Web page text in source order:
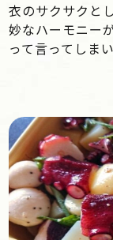
衣のサクサクと
妙なハーモニー
って言ってしま